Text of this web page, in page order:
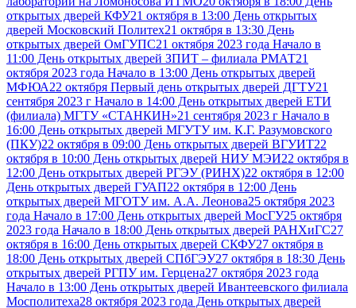
открытых дверей КФУ21 октября в 13:00 День открытых
дверей Московский Политех21 октября в 13:30 День
открытых дверей ОмГУПС21 октября 2023 года Начало в
11:00 День открытых дверей ЗПИТ – филиала РМАТ21
октября 2023 года Начало в 13:00 День открытых дверей
МФЮА22 октября Первый день открытых дверей ДГТУ21
сентября 2023 г Начало в 14:00 День открытых дверей ЕТИ
(филиала) МГТУ «СТАНКИН»21 сентября 2023 г Начало в
16:00 День открытых дверей МГУТУ им. К.Г. Разумовского
(ПКУ)22 октября в 09:00 День открытых дверей ВГУИТ22
октября в 10:00 День открытых дверей НИУ МЭИ22 октября в
12:00 День открытых дверей РГЭУ (РИНХ)22 октября в 12:00
День открытых дверей ГУАП22 октября в 12:00 День
открытых дверей МГОТУ им. А.А. Леонова25 октября 2023
года Начало в 17:00 День открытых дверей МосГУ25 октября
2023 года Начало в 18:00 День открытых дверей РАНХиГС27
октября в 16:00 День открытых дверей СКФУ27 октября в
18:00 День открытых дверей СПбГЭУ27 октября в 18:30 День
открытых дверей РГПУ им. Герцена27 октября 2023 года
Начало в 13:00 День открытых дверей Ивантеевского филиала
Мосполитеха28 октября 2023 года День открытых дверей